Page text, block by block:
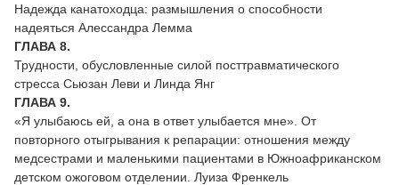
Надежда канатоходца: размышления о способности
надеяться Алессандра Лемма
ГЛАВА 8.
Трудности, обусловленные силой посттравматического
стресса Сьюзан Леви и Линда Янг
ГЛАВА 9.
«Я улыбаюсь ей, а она в ответ улыбается мне». От
повторного отыгрывания к репарации: отношения между
медсестрами и маленькими пациентами в Южноафриканском
детском ожоговом отделении. Луиза Френкель